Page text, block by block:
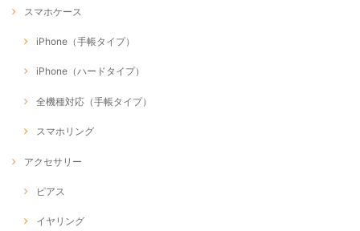
スマホケース
iPhone（手帳タイプ）
iPhone（ハードタイプ）
全機種対応（手帳タイプ）
スマホリング
アクセサリー
ピアス
イヤリング